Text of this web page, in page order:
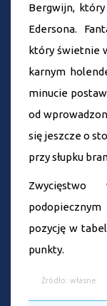
Bergwijn,
Edersona.
który świetnie
karnym
minucie
od
się jeszcze o
przy słupku
pozycję w
punkty.
Źródło: własne